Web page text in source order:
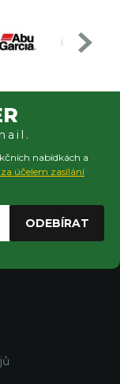
nabídkách a
účelem zasílání
ODEBÍRAT